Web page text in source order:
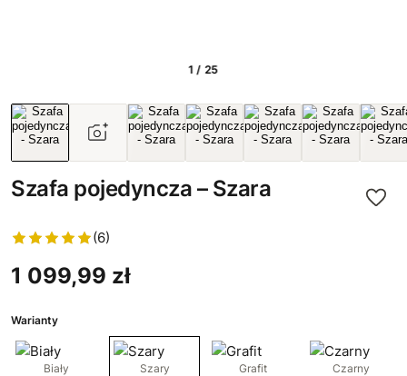
1 / 25
Szafa pojedyncza – Szara
(6)
1 099,99 zł
Warianty
Biały Szary Grafit Czarny